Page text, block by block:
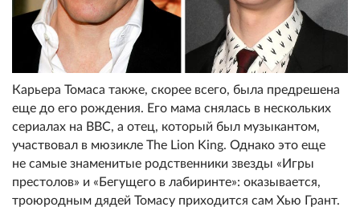
Карьера Томаса также, скорее всего, была предрешена
еще до его рождения. Его мама снялась в нескольких
сериалах на BBC, а отец, который был музыкантом,
участвовал в мюзикле The Lion King. Однако это еще
не самые знаменитые родственники звезды «Игры
престолов» и «Бегущего в лабиринте»: оказывается,
троюродным дядей Томасу приходится сам Хью Грант.